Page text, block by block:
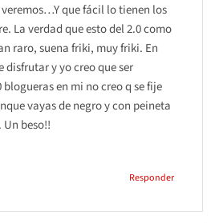
que fácil lo tienen los
La verdad que esto del 2.0 como
raro, suena friki, muy friki. En
disfrutar y yo creo que ser
en mi no creo q se fije
vayas de negro y con peineta
beso!!
Responder